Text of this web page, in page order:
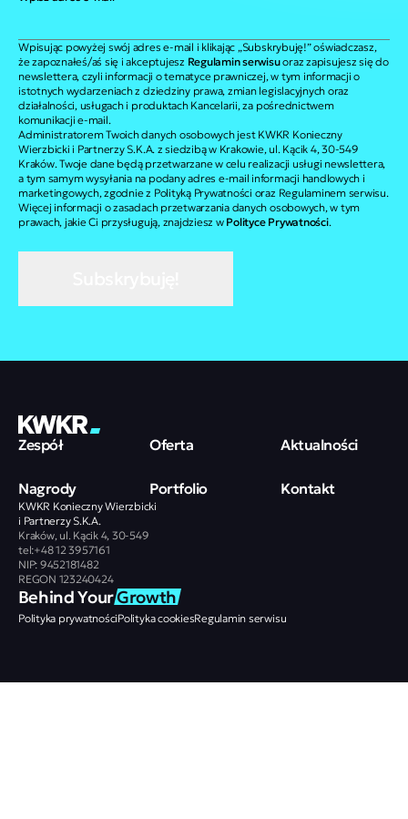
Wpisując powyżej swój adres e-mail i klikając „Subskrybuję!” oświadczasz,
że zapoznałeś/aś się i akceptujesz Regulamin serwisuoraz zapisujesz się do
newslettera, czyli informacji o tematyce prawniczej, w tym informacji o
istotnych wydarzeniach z dziedziny prawa, zmian legislacyjnych oraz
działalności, usługach i produktach Kancelarii, za pośrednictwem
komunikacji e-mail.
Administratorem Twoich danych osobowych jest KWKR Konieczny
Wierzbicki i Partnerzy S.K.A. z siedzibą w Krakowie, ul. Kącik 4, 30-549
Kraków. Twoje dane będą przetwarzane w celu realizacji usługi newslettera,
a tym samym wysyłania na podany adres e-mail informacji handlowych i
marketingowych, zgodnie z Polityką Prywatności oraz Regulaminem serwisu.
Więcej informacji o zasadach przetwarzania danych osobowych, w tym
prawach, jakie Ci przysługują, znajdziesz w Polityce Prywatności.
Zespół Oferta Aktualności
Nagrody Portfolio Kontakt
KWKR Konieczny Wierzbicki
i Partnerzy S.K.A.
Kraków, ul. Kącik 4, 30-549
tel:+48 12 3957161
NIP: 9452181482
REGON 123240424
Behind Your Growth
Polityka prywatnościPolityka cookiesRegulamin serwisu